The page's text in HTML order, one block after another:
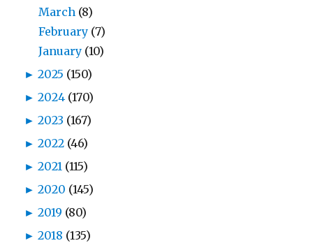
March (8)
February (7)
January (10)
► 2025 (150)
► 2024 (170)
► 2023 (167)
► 2022 (46)
► 2021 (115)
► 2020 (145)
► 2019 (80)
► 2018 (135)